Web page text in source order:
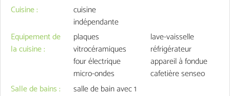
Cuisine:
cuisine
indépendante
Equipement de
la cuisine:
plaques
vitrocéramiques
four électrique
micro-ondes
lave-vaisselle
réfrigérateur
appareil à fondue
cafetière senseo
Salle de bains:
salle de bain avec 1